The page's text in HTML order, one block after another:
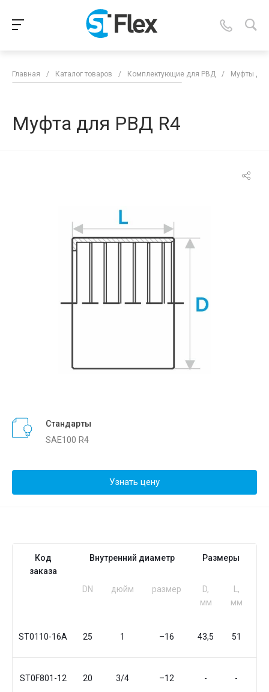
Главная / Каталог товаров / Комплектующие для РВД / Муфты
Муфта для РВД R4
Стандарты
SAE100 R4
Узнать цену
Код
заказа
Внутренний диаметр Размеры
DN дюйм размер
D,
мм
L,
мм
ST0110-16A 25 1 –16 43,5 51
ST0F801-12 20 3/4 –12 - -